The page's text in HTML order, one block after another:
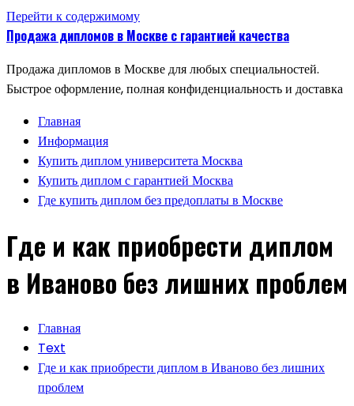
Перейти к содержимому
Продажа дипломов в Москве с гарантией качества
Продажа дипломов в Москве для любых специальностей.
Быстрое оформление, полная конфиденциальность и доставка
Главная
Информация
Купить диплом университета Москва
Купить диплом с гарантией Москва
Где купить диплом без предоплаты в Москве
Где и как приобрести диплом
в Иваново без лишних проблем
Главная
Text
Где и как приобрести диплом в Иваново без лишних
проблем